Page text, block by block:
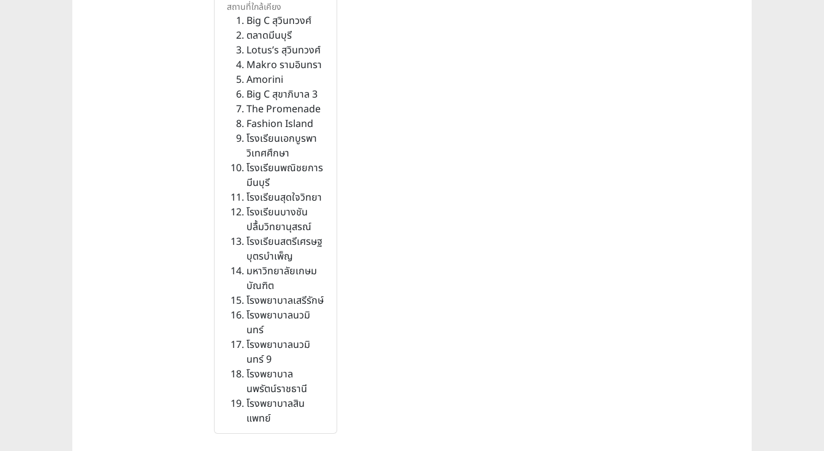
สถานที่ใกล้เคียง
Big C สุวินทวงศ์
ตลาดมีนบุรี
Lotus’s สุวินทวงศ์
Makro รามอินทรา
Amorini
Big C สุขาภิบาล 3
The Promenade
Fashion Island
โรงเรียนเอกบูรพา
วิเทศศึกษา
โรงเรียนพณิชยการ
มีนบุรี
โรงเรียนสุดใจวิทยา
โรงเรียนบางชัน
ปลื้มวิทยานุสรณ์
โรงเรียนสตรีเศรษฐ
บุตรบำเพ็ญ
มหาวิทยาลัยเกษม
บัณฑิต
โรงพยาบาลเสรีรักษ์
โรงพยาบาลนวมิ
นทร์
โรงพยาบาลนวมิ
นทร์ 9
โรงพยาบาล
นพรัตน์ราชธานี
โรงพยาบาลสิน
แพทย์